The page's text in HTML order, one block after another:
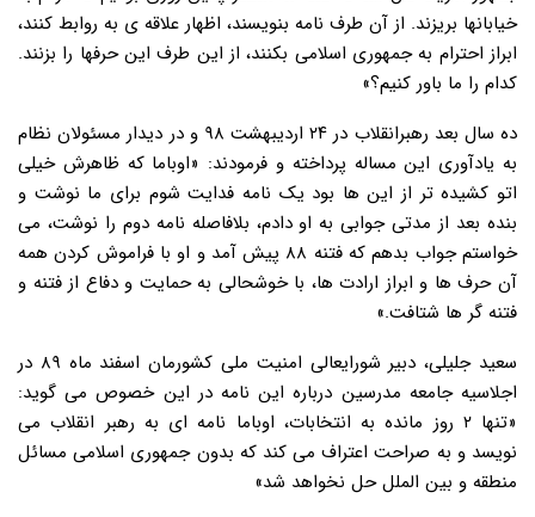
خیابانها بریزند. از آن طرف نامه بنویسند، اظهار علاقه ی به روابط کنند،
ابراز احترام به جمهوری اسلامی بکنند، از این طرف این حرفها را بزنند.
کدام را ما باور کنیم؟»
ده سال بعد رهبرانقلاب در ۲۴ اردیبهشت ۹۸ و در دیدار مسئولان نظام
به یادآوری این مساله پرداخته و فرمودند: «اوباما که ظاهرش خیلی
اتو کشیده تر از این ها بود یک نامه فدایت شوم برای ما نوشت و
بنده بعد از مدتی جوابی به او دادم، بلافاصله نامه دوم را نوشت، می
خواستم جواب بدهم که فتنه ۸۸ پیش آمد و او با فراموش کردن همه
آن حرف ها و ابراز ارادت ها، با خوشحالی به حمایت و دفاع از فتنه و
فتنه گر ها شتافت.»
سعید جلیلی، دبیر شورایعالی امنیت ملی کشورمان اسفند ماه ۸۹ در
اجلاسیه جامعه مدرسین درباره این نامه در این خصوص می گوید:
«تنها ۲ روز مانده به انتخابات، اوباما نامه ای به رهبر انقلاب می
نویسد و به صراحت اعتراف می کند که بدون جمهوری اسلامی مسائل
منطقه و بین الملل حل نخواهد شد»